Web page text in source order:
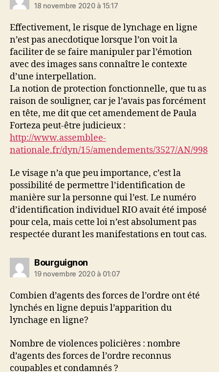
18 novembre 2020 à 15:17
Effectivement, le risque de lynchage en ligne
n’est pas anecdotique lorsque l’on voit la
faciliter de se faire manipuler par l’émotion
avec des images sans connaître le contexte
d’une interpellation.
La notion de protection fonctionnelle, que tu as
raison de souligner, car je l’avais pas forcément
en tête, me dit que cet amendement de Paula
Forteza peut-être judicieux :
http://www.assemblee-
nationale.fr/dyn/15/amendements/3527/AN/998
Le visage n’a que peu importance, c’est la
possibilité de permettre l’identification de
manière sur la personne qui l’est. Le numéro
d’identification individuel RIO avait été imposé
pour cela, mais cette loi n’est absolument pas
respectée durant les manifestations en tout cas.
Bourguignondit :
19 novembre 2020 à 01:07
Combien d’agents des forces de l’ordre ont été
lynchés en ligne depuis l’apparition du
lynchage en ligne?
Nombre de violences policières : nombre
d’agents des forces de l’ordre reconnus
coupables et condamnés ?